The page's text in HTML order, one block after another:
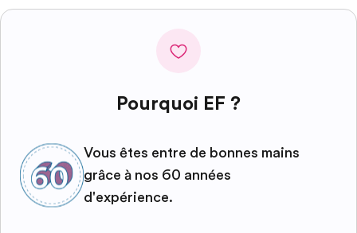
Pourquoi EF ?
Vous êtes entre de bonnes mains
grâce à nos 60 années
d'expérience.